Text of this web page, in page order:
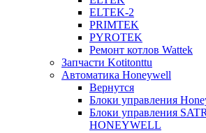
ELTEK-2
PRIMTEK
PYROTEK
Ремонт котлов Wattek
Запчасти Kotitonttu
Автоматика Honeywеll
Вернутся
Блоки управления
Блоки управления
HONEYWELL